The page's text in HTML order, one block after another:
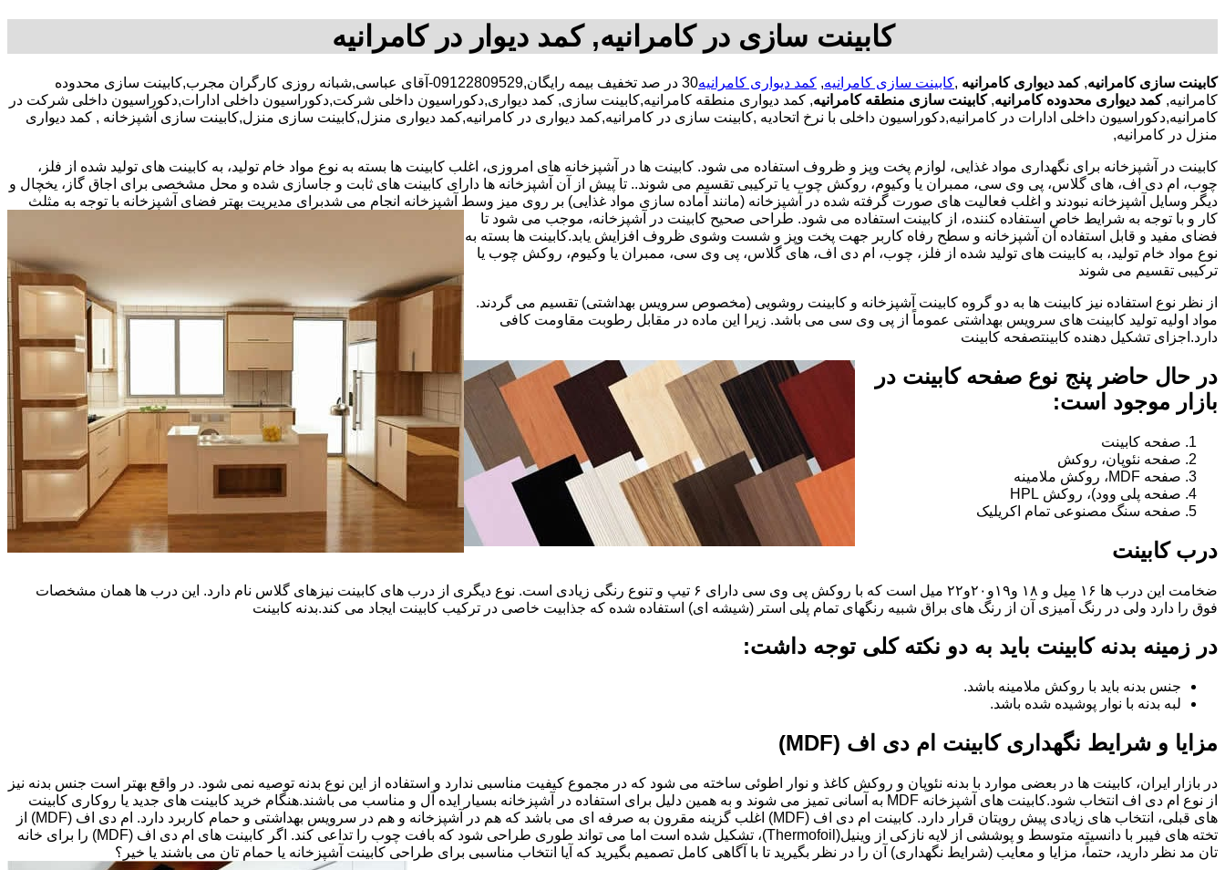
کابینت سازی در کامرانیه, کمد دیوار در کامرانیه
کابینت سازی کامرانیه,کمد دیواری کامرانیه ,کابینت سازی کامرانیه, کمد دیواری کامرانیه
30 در صد تخفیف بیمه رایگان,09122809529-آقای عباسی,شبانه روزی کارگران مجرب,کابینت سازی محدوده
کامرانیه,کمد دیواری محدوده کامرانیه, کابینت سازی منطقه کامرانیه, کمد دیواری منطقه کامرانیه,کابینت سازی, کمد دیواری,دکوراسیون داخلی شرکت,دکوراسیون داخلی ادارات,دکوراسیون داخلی شرکت در
کامرانیه,دکوراسیون داخلی ادارات در کامرانیه,دکوراسیون داخلی با نرخ اتحادیه ,کابینت سازی در کامرانیه,کمد دیواری در کامرانیه,کمد دیواری منزل,کابینت سازی منزل,کابینت سازی آشپزخانه , کمد دیواری
منزل در کامرانیه,
کابینت در آشپزخانه برای نگهداری مواد غذایی، لوازم پخت وپز و ظروف استفاده می شود. کابینت ها در آشپزخانه های امروزی، اغلب کابینت ها بسته به نوع مواد خام تولید، به کابینت های تولید شده از فلز،
چوب، ام دی اف، های گلاس، پی وی سی، ممبران یا وکیوم، روکش چوب یا ترکیبی تقسیم می شوند.. تا پیش از آن آشپزخانه ها دارای کابینت های ثابت و جاسازی شده و محل مشخصی برای اجاق گاز، یخچال و
دیگر وسایل آشپزخانه نبودند و اغلب فعالیت های صورت گرفته شده در آشپزخانه (مانند آماده سازی مواد غذایی) بر روی میز وسط آشپزخانه انجام می شدبرای مدیریت بهتر فضای آشپزخانه با توجه به مثلث
کار و با توجه به شرایط خاص استفاده کننده، از کابینت استفاده می شود. طراحی صحیح کابینت در آشپزخانه، موجب می شود تا
فضای مفید و قابل استفاده آن آشپزخانه و سطح رفاه کاربر جهت پخت وپز و شست وشوی ظروف افزایش یابد.کابینت ها بسته به
نوع مواد خام تولید، به کابینت های تولید شده از فلز، چوب، ام دی اف، های گلاس، پی وی سی، ممبران یا وکیوم، روکش چوب یا
ترکیبی تقسیم می شوند
از نظر نوع استفاده نیز کابینت ها به دو گروه کابینت آشپزخانه و کابینت روشویی (مخصوص سرویس بهداشتی) تقسیم می گردند.
مواد اولیه تولید کابینت های سرویس بهداشتی عموماً از پی وی سی می باشد. زیرا این ماده در مقابل رطوبت مقاومت کافی
دارد.اجزای تشکیل دهنده کابینتصفحه کابینت
در حال حاضر پنج نوع صفحه کابینت در
بازار موجود است:
صفحه کابینت
صفحه نئوپان، روکش
صفحه MDF، روکش ملامینه
صفحه پلی وود)، روکش HPL
صفحه سنگ مصنوعی تمام اکریلیک
درب کابینت
ضخامت این درب ها ۱۶ میل و ۱۸ و١٩و٢٠و٢٢ میل است که با روکش پی وی سی دارای ۶ تیپ و تنوع رنگی زیادی است. نوع دیگری از درب های کابینت نیزهای گلاس نام دارد. این درب ها همان مشخصات
فوق را دارد ولی در رنگ آمیزی آن از رنگ های براق شبیه رنگهای تمام پلی استر (شیشه ای) استفاده شده که جذابیت خاصی در ترکیب کابینت ایجاد می کند.بدنه کابینت
در زمینه بدنه کابینت باید به دو نکته کلی توجه داشت:
جنس بدنه باید با روکش ملامینه باشد.
لبه بدنه با نوار پوشیده شده باشد.
مزایا و شرایط نگهداری کابینت ام دی اف (MDF)
در بازار ایران، کابینت ها در بعضی موارد با بدنه نئوپان و روکش کاغذ و نوار اطوئی ساخته می شود که در مجموع کیفیت مناسبی ندارد و استفاده از این نوع بدنه توصیه نمی شود. در واقع بهتر است جنس بدنه نیز
از نوع ام دی اف انتخاب شود.کابینت های آشپزخانه MDF به آسانی تمیز می شوند و به همین دلیل برای استفاده در آشپزخانه بسیار ایده آل و مناسب می باشند.هنگام خرید کابینت های جدید یا روکاری کابینت
های قبلی، انتخاب های زیادی پیش رویتان قرار دارد. کابینت ام دی اف (MDF) اغلب گزینه مقرون به صرفه ای می باشد که هم در آشپزخانه و هم در سرویس بهداشتی و حمام کاربرد دارد. ام دی اف (MDF) از
تخته های فیبر با دانسیته متوسط و پوششی از لایه نازکی از وینیل(Thermofoil)، تشکیل شده است اما می تواند طوری طراحی شود که بافت چوب را تداعی کند. اگر کابینت های ام دی اف (MDF) را برای خانه
تان مد نظر دارید، حتماً، مزایا و معایب (شرایط نگهداری) آن را در نظر بگیرید تا با آگاهی کامل تصمیم بگیرید که آیا انتخاب مناسبی برای طراحی کابینت آشپزخانه یا حمام تان می باشند یا خیر؟